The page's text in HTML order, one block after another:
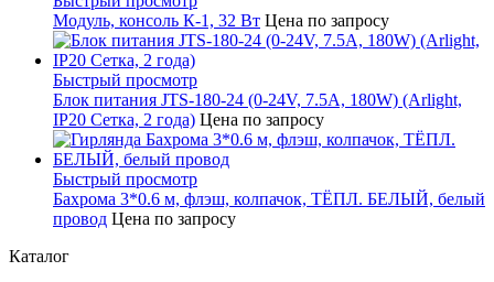
Модуль, консоль К-1, 32 Вт Цена по запросу
Быстрый просмотр
Блок питания JTS-180-24 (0-24V, 7.5A, 180W) (Arlight,
IP20 Сетка, 2 года) Цена по запросу
Быстрый просмотр
Бахрома 3*0.6 м, флэш, колпачок, ТЁПЛ. БЕЛЫЙ, белый
провод Цена по запросу
Каталог